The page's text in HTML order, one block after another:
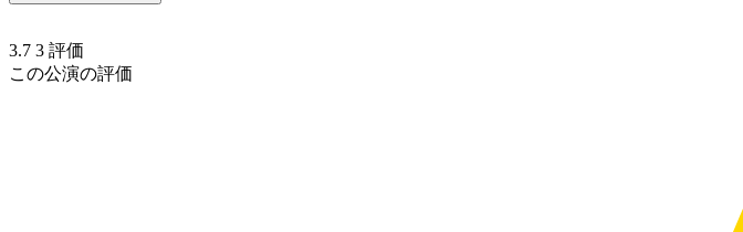
3.7 3 評価
この公演の評価